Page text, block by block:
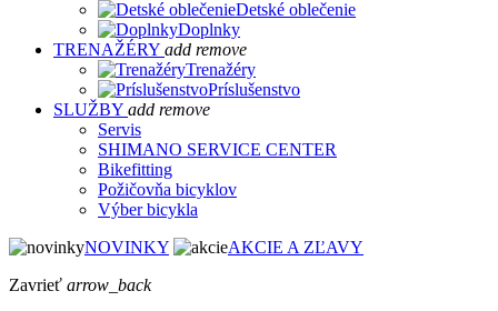
Detské oblečenie
Doplnky
TRENAŽÉRY add remove
Trenažéry
Príslušenstvo
SLUŽBY add remove
Servis
SHIMANO SERVICE CENTER
Bikefitting
Požičovňa bicyklov
Výber bicykla
NOVINKY
AKCIE A ZĽAVY
Zavrieť arrow_back